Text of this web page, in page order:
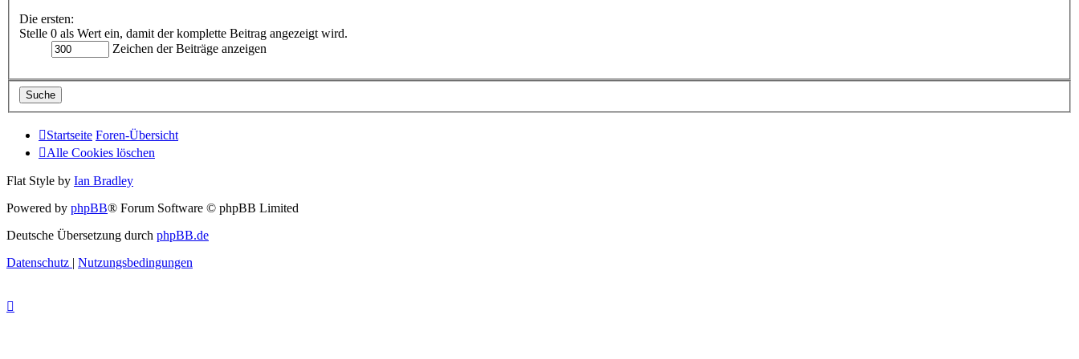
Die ersten:
Stelle 0 als Wert ein, damit der komplette Beitrag angezeigt wird.
Zeichen der Beiträge anzeigen
Startseite Foren-Übersicht
Alle Cookies löschen
Flat Style by Ian Bradley
Powered by phpBB® Forum Software © phpBB Limited
Deutsche Übersetzung durch phpBB.de
Datenschutz | Nutzungsbedingungen